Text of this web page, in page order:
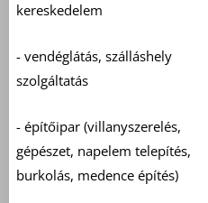
kereskedelem
- vendéglátás, szálláshely
szolgáltatás
- építőipar (villanyszerelés,
gépészet, napelem telepítés,
burkolás, medence építés)